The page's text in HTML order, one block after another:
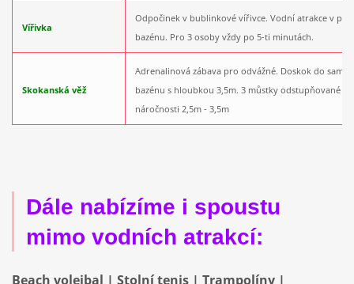
Vířivka
Odpočinek v bublinkové vířivce. Vodní atrakce v
bazénu. Pro 3 osoby vždy po 5-ti minutách.
Skokanská věž
Adrenalinová zábava pro odvážné. Doskok do
bazénu s hloubkou 3,5m. 3 můstky odstupňované
náročnosti 2,5m - 3,5m
Dále nabízíme i spoustu
mimo vodních atrakcí:
Beach volejbal | Stolní tenis | Trampolíny |